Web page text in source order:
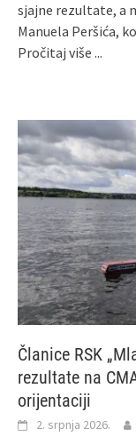
sjajne rezultate, a
Manuela Peršića,
Pročitaj više ...
Članice RSK
rezultate na
orijentaciji
2. srpnja 2026.